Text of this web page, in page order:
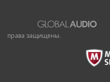
права защищены.